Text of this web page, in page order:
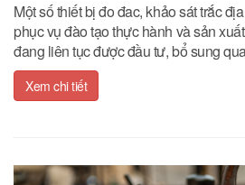
Một số thiết bị đo đac, khảo sát trắc
phục vụ đào tạo thực hành và sản
đang liên tục được đầu tư, bổ sung
Xem chi tiết